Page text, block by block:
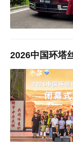
2026中国环塔